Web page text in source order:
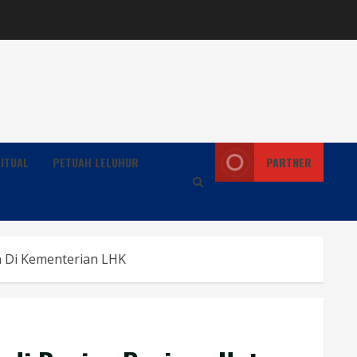
PETUAH LELUHUR PARTNER
Kementerian LHK